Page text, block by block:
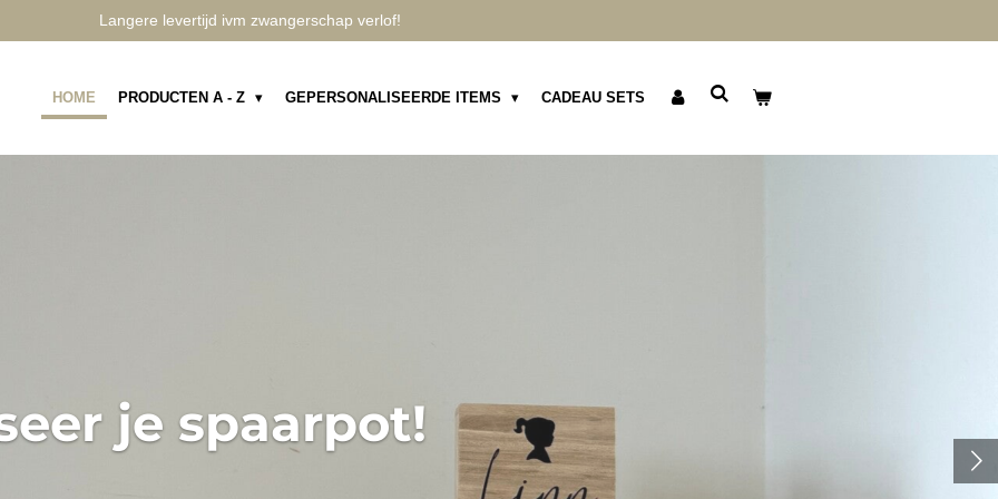
Langere levertijd ivm zwangerschap verlof!
HOME PRODUCTEN A - Z GEPERSONALISEERDE ITEMS CADEAU SETS
je spaarpot!